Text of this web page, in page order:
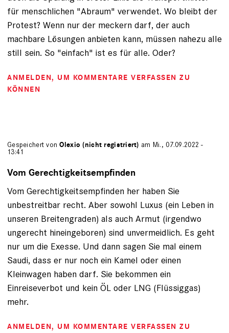
für menschlichen "Abraum" verwendet. Wo bleibt der
Protest? Wenn nur der meckern darf, der auch
machbare Lösungen anbieten kann, müssen nahezu alle
still sein. So "einfach" ist es für alle. Oder?
ANMELDEN, UM KOMMENTARE VERFASSEN ZU
KÖNNEN
Gespeichert vonOlexio (nicht registriert) am Mi., 07.09.2022 -
13:41
Vom Gerechtigkeitsempfinden
Vom Gerechtigkeitsempfinden her haben Sie
unbestreitbar recht. Aber sowohl Luxus (ein Leben in
unseren Breitengraden) als auch Armut (irgendwo
ungerecht hineingeboren) sind unvermeidlich. Es geht
nur um die Exesse. Und dann sagen Sie mal einem
Saudi, dass er nur noch ein Kamel oder einen
Kleinwagen haben darf. Sie bekommen ein
Einreiseverbot und kein ÖL oder LNG (Flüssiggas)
mehr.
ANMELDEN, UM KOMMENTARE VERFASSEN ZU